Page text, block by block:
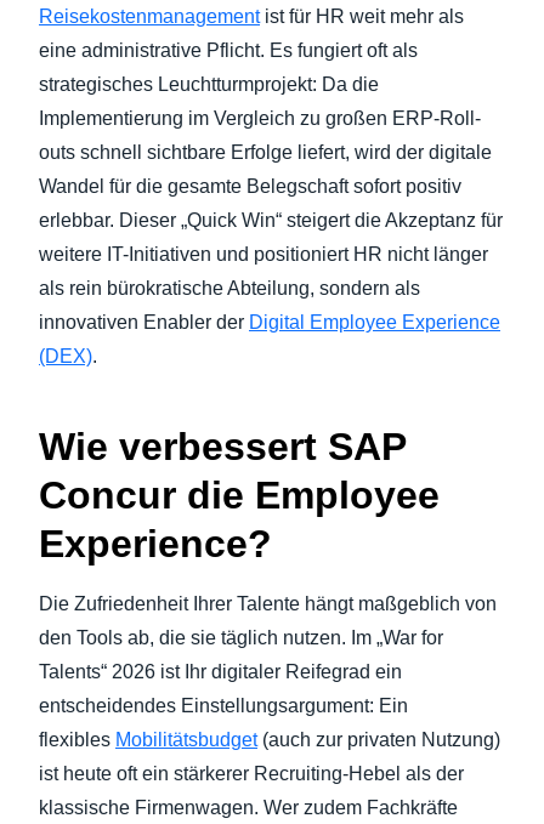
Reisekostenmanagementist für HR weit mehr als
eine administrative Pflicht. Es fungiert oft als
strategisches Leuchtturmprojekt: Da die
Implementierung im Vergleich zu großen ERP-Roll-
outs schnell sichtbare Erfolge liefert, wird der digitale
Wandel für die gesamte Belegschaft sofort positiv
erlebbar. Dieser „Quick Win“ steigert die Akzeptanz für
weitere IT-Initiativen und positioniert HR nicht länger
als rein bürokratische Abteilung, sondern als
innovativen Enabler der Digital Employee Experience
(DEX).
Wie verbessert SAP
Concur die Employee
Experience?
Die Zufriedenheit Ihrer Talente hängt maßgeblich von
den Tools ab, die sie täglich nutzen. Im „War for
Talents“ 2026 ist Ihr digitaler Reifegrad ein
entscheidendes Einstellungsargument: Ein
flexibles Mobilitätsbudget(auch zur privaten Nutzung)
ist heute oft ein stärkerer Recruiting-Hebel als der
klassische Firmenwagen. Wer zudem Fachkräfte